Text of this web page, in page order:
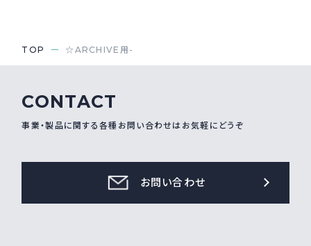
採用情報 Recruit
お問い合わせ
TOP ☆ARCHIVE用-
CONTACT
事業・製品に関する各種お問い合わせはお気軽にどうぞ
お問い合わせ